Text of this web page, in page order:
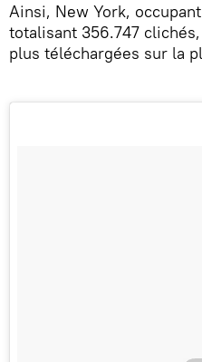
Ainsi, New York,
totalisant 356.747
plus téléchargées sur la